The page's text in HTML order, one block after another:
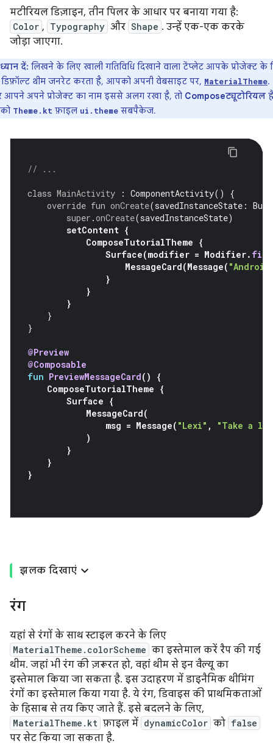
मटीरियल डिज़ाइन, तीन पिलर के आधार पर बनाया गया है:
Color , Typography और Shape . उन्हें एक-एक करके
जोड़ा जाएगा.
ध्यान दें: लिखने के लिए खाली गतिविधि दिखाने वाला टेंप्लेट आपके प्रोजेक्ट के
थीम जनरेट करता है, आपको अपनी वेबसाइट पर, MaterialTheme.
आपने अपने प्रोजेक्ट का नाम इससे अलग रखा है, तो Composeट्यूटोरियल
Theme.kt फ़ाइल ui.theme सबपैकेज.
// ...
class MainActivity : ComponentActivity()
{
override fun onCreate(savedInstanceState :
super .onCreate(savedInstanceState)
setContent {
ComposeTutorialTheme {
Surface(modifier = Modifier.
MessageCard(Message(
}
}
}
}
}
@Preview
@Composable
fun PreviewMessageCard()
{
ComposeTutorialTheme {
Surface {
MessageCard(
msg = Message( "Lexi" ,
"Take a
)
}
}
}
झलक दिखाएं
रंग
यहां से रंगों के साथ स्टाइल करने के लिए
MaterialTheme.colorScheme का इस्तेमाल करें रैप की गई
थीम. जहां भी रंग की ज़रूरत हो, वहां थीम से इन वैल्यू का
इस्तेमाल किया जा सकता है. इस उदाहरण में डाइनैमिक थीमिंग
रंगों का इस्तेमाल किया गया है. ये रंग, डिवाइस की प्राथमिकताओं
के हिसाब से तय किए जाते हैं. इसे बदलने के लिए,
MaterialTheme.kt फ़ाइल में dynamicColor को false
पर सेट किया जा सकता है.